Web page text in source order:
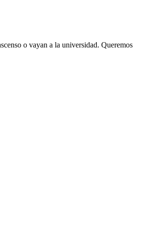
o vayan a la universidad. Queremos